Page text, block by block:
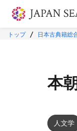
本文に飛ぶ
トップ 日本古典籍総
本
人文学